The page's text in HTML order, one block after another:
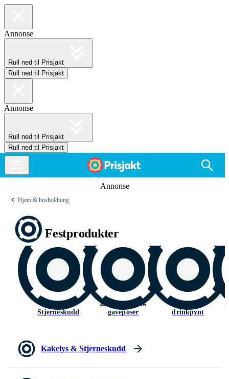
Annonse
Rull ned til Prisjakt
Rull ned til Prisjakt
Annonse
Rull ned til Prisjakt
Rull ned til Prisjakt
Annonse
Hjem & husholdning
Festprodukter
Kakelys &
Stjerneskudd
Innpakning og
gaveposer
Sugerør og
drinkpynt
Kakelys & Stjerneskudd